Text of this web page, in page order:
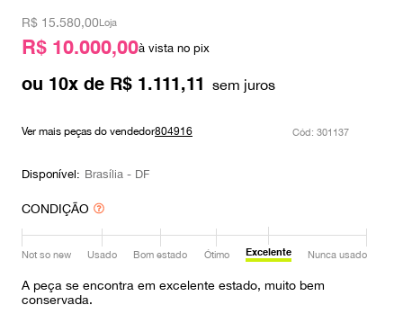
R$ 15.580,00Loja
R$ 10.000,00à vista no pix
ou 10x de R$ 1 .111 ,11
Ver mais peças do vendedor804916 : 301137
Disponível: Brasília - DF
CONDIÇÃO
Not so new Usado Bom estado Ótimo Excelente Nunca usado
A peça se encontra em excelente estado, muito bem
conservada.
paula raia
10º louis vuitton